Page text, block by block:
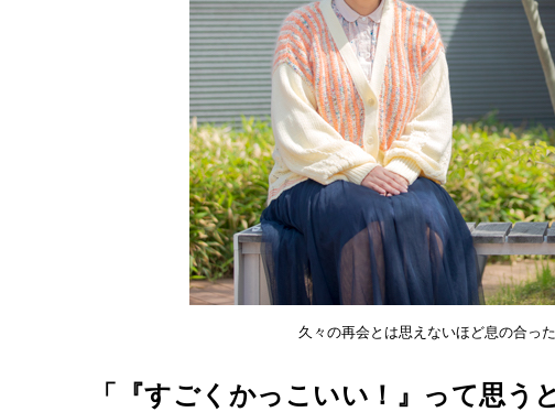
久々の再会とは思えないほど息の合っ
「『すごくかっこいい！』って思う